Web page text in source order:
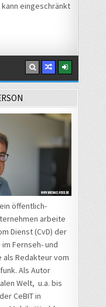
eingeschränkt
öffentlich-
arbeite
Dienst (CvD) der
Fernseh- und
Redakteur vom
Als Autor
Welt, u.a. bis
CeBIT in